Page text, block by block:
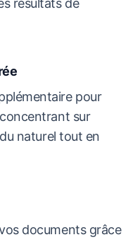
résultats de
pour
sur
naturel tout en
documents grâce